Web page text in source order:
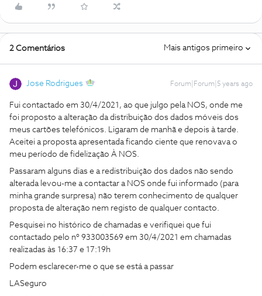
2 Comentários Mais antigos primeiro
Jose Rodrigues Forum|Forum|5 years ago
Fui contactado em 30/4/2021, ao que julgo pela NOS, onde me
foi proposto a alteração da distribuição dos dados móveis dos
meus cartões telefónicos. Ligaram de manhã e depois à tarde.
Aceitei a proposta apresentada ficando ciente que renovava o
meu período de fidelização À NOS.
Passaram alguns dias e a redistribuição dos dados não sendo
alterada levou-me a contactar a NOS onde fui informado (para
minha grande surpresa) não terem conhecimento de qualquer
proposta de alteração nem registo de qualquer contacto.
Pesquisei no histórico de chamadas e verifiquei que fui
contactado pelo nº 933003569 em 30/4/2021 em chamadas
realizadas às 16:37 e 17:19h
Podem esclarecer-me o que se está a passar
LASeguro